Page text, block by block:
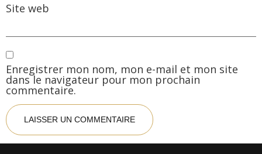
Site web
Enregistrer mon nom, mon e-mail et mon site
dans le navigateur pour mon prochain
commentaire.